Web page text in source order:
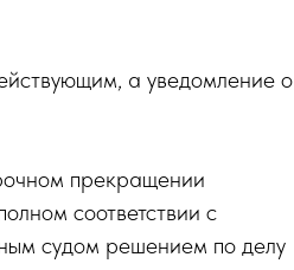
а уведомление о
прекращении
соответствии с
судом решением по делу